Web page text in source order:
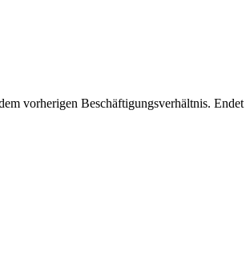
vorherigen Beschäftigungsverhältnis. Endet